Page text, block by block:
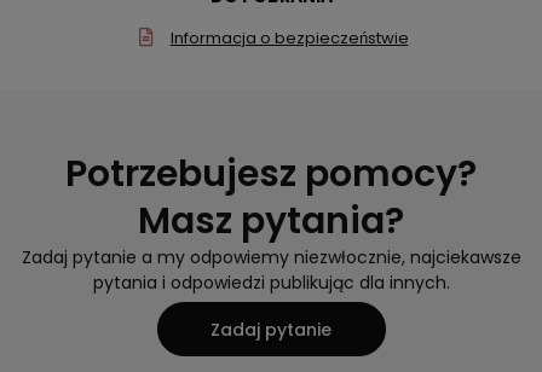
Informacja o bezpieczeństwie
Potrzebujesz pomocy?
Masz pytania?
Zadaj pytanie a my odpowiemy niezwłocznie, najciekawsze
pytania i odpowiedzi publikując dla innych.
Zadaj pytanie